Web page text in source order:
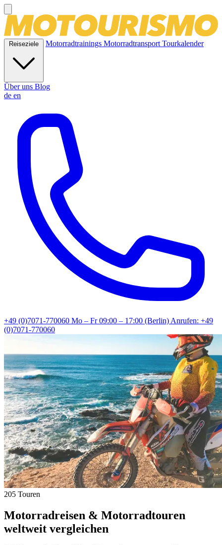
Reiseziele Motorradtrainings MotorradtransportTourkalender
Über uns Blog
de en
+49 (0)7071-770060 Mo – Fr 09:00 – 17:00 (Berlin)Anrufen: +49
(0)7071-770060
205 Touren
Motorradreisen & Motorradtouren
weltweit vergleichen